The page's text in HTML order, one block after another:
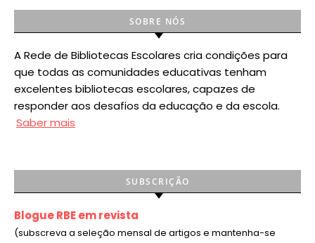
SOBRE NÓS
A Rede de Bibliotecas Escolares cria condições para
que todas as comunidades educativas tenham
excelentes bibliotecas escolares, capazes de
responder aos desafios da educação e da escola.
Saber mais
SUBSCRIÇÃO
Blogue RBE em revista
(subscreva a seleção mensal de artigos e mantenha-se